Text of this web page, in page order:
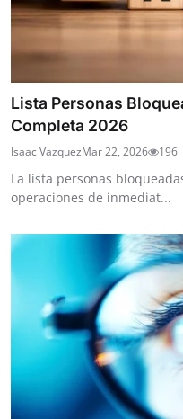
Lista Personas
Completa 2026
Isaac VazquezMar 22, 2026 196
La lista personas
operaciones de inmediat...